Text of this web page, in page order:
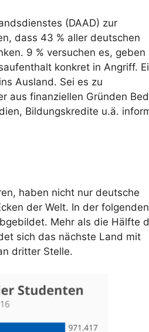
(DAAD) zur
dass 43 % aller deutschen
9 % versuchen es, geben
konkret in Angriff.
Ausland. Sei es zu
aus finanziellen Gründen
Bildungskredite u.ä.
haben nicht nur deutsche
der Welt. In der folgenden
Mehr als die Hälfte
sich das nächste Land mit
dritter Stelle.